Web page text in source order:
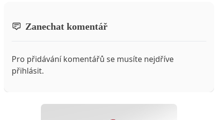
Zanechat komentář
Pro přidávání komentářů se musíte nejdříve
přihlásit.